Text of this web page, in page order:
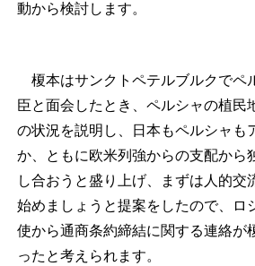
動から検討します。
榎本はサンクトペテルブルクでペ
臣と面会したとき、ペルシャの植民
の状況を説明し、日本もペルシャも
か、ともに欧米列強からの支配から
し合おうと盛り上げ、まずは人的交
始めましょうと提案をしたので、ロ
使から通商条約締結に関する連絡が
ったと考えられます。